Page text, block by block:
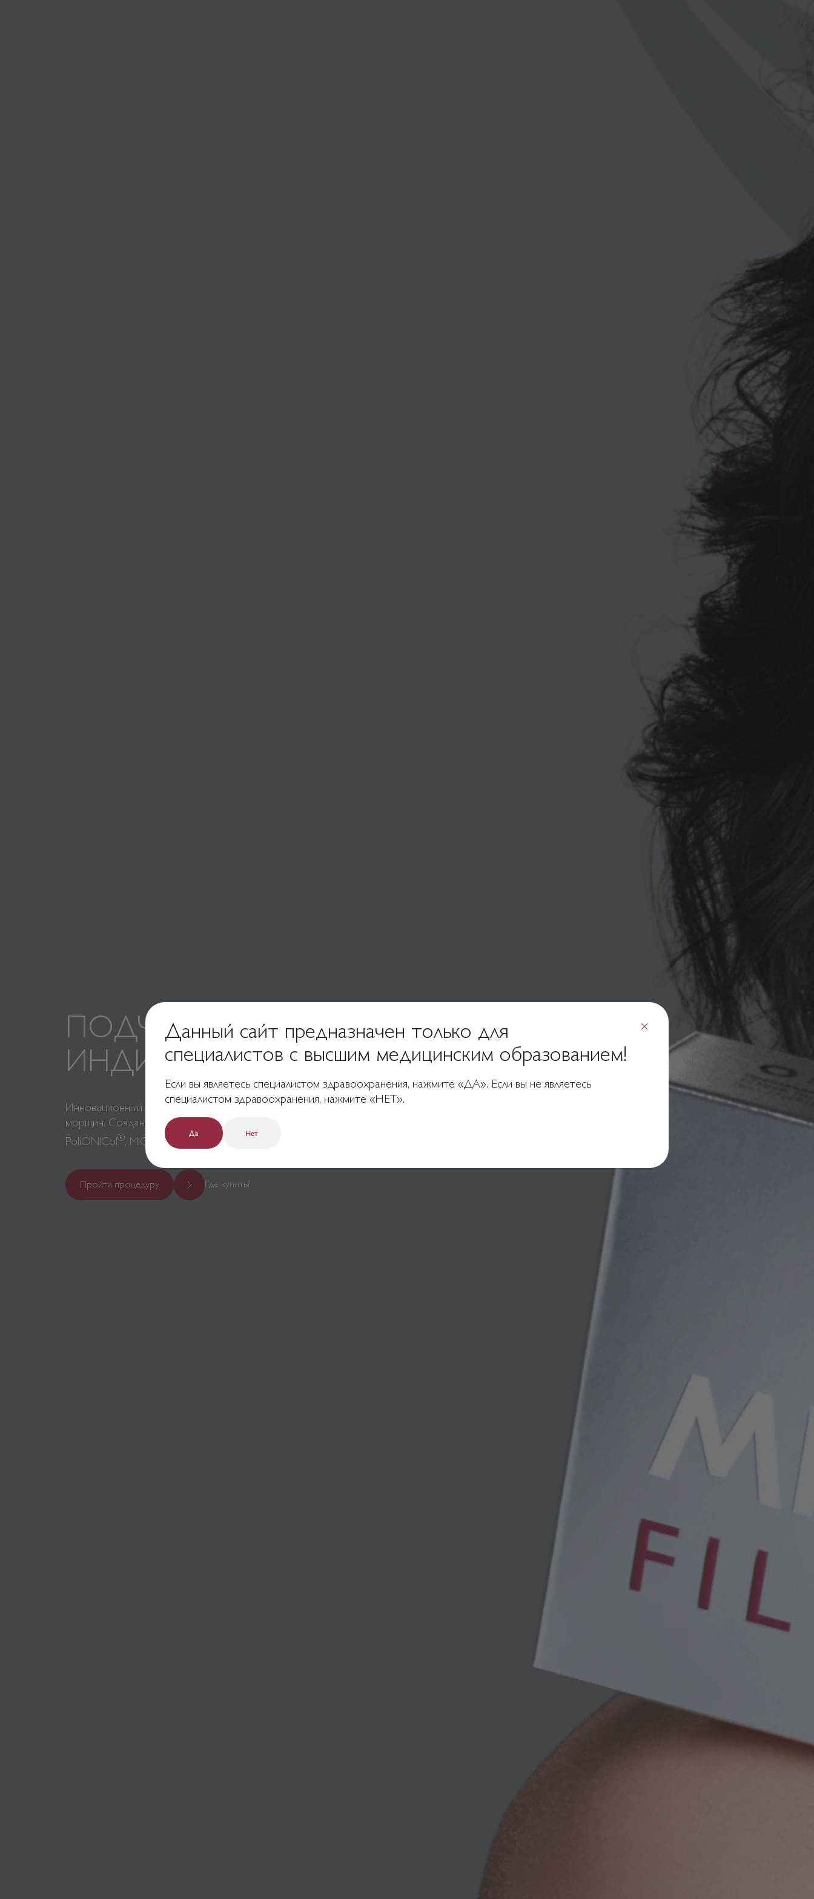
ПОДЧЕРКНИ СВОЮ
ИНДИВИДУАЛЬНОСТЬ
Инновационный коллагеновый филлер для глубоких и средних
морщин. Создан на основе уникальных запатентованных технологий
PoliONICol ®, MICRONONIC , CarboSafeCross
Пройти процедуру Где купить?
Данный сайт предназначен только для
специалистов с высшим медицинским образованием!
Если вы являетесь специалистом здравоохранения, нажмите «ДА». Если вы не являетесь
специалистом здравоохранения, нажмите «НЕТ».
Да Нет